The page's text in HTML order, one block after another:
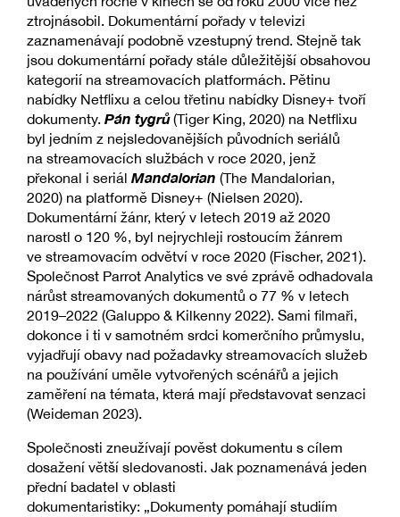
ztrojnásobil. Dokumentární pořady v televizi
zaznamenávají podobně vzestupný trend. Stejně tak
jsou dokumentární pořady stále důležitější obsahovou
kategorií na streamovacích platformách. Pětinu
nabídky Netflixu a celou třetinu nabídky Disney+ tvoří
dokumenty. Pán tygrů(Tiger King, 2020) na Netflixu
byl jedním z nejsledovanějších původních seriálů
na streamovacích službách v roce 2020, jenž
překonal i seriál Mandalorian (The Mandalorian,
2020) na platformě Disney+ (Nielsen 2020).
Dokumentární žánr, který v letech 2019 až 2020
narostl o 120 %, byl nejrychleji rostoucím žánrem
ve streamovacím odvětví v roce 2020 (Fischer, 2021).
Společnost Parrot Analytics ve své zprávě odhadovala
nárůst streamovaných dokumentů o 77 % v letech
2019–2022 (Galuppo & Kilkenny 2022). Sami filmaři,
dokonce i ti v samotném srdci komerčního průmyslu,
vyjadřují obavy nad požadavky streamovacích služeb
na používání uměle vytvořených scénářů a jejich
zaměření na témata, která mají představovat senzaci
(Weideman 2023).
Společnosti zneužívají pověst dokumentu s cílem
dosažení větší sledovanosti. Jak poznamenává jeden
přední badatel v oblasti
dokumentaristiky: „Dokumenty pomáhají studiím